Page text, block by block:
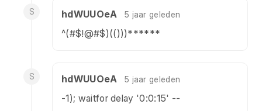
S hdWUUOeA 5 jaar geleden
^(#$!@#$)(()))******
S hdWUUOeA 5 jaar geleden
-1); waitfor delay '0:0:15' --